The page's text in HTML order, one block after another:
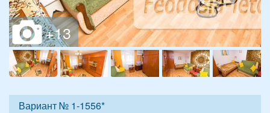
Вариант № 1-1556*